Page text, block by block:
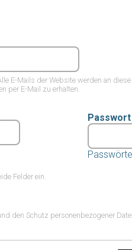
E-Mails der Website werden an
per E-Mail zu erhalten.
Felder ein.
den Schutz personenbezogener